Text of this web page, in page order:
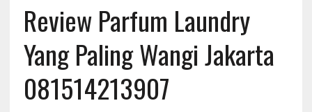
Review Parfum Laundry
Yang Paling Wangi Jakarta
081514213907